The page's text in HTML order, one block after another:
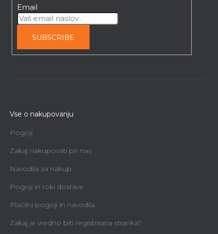
Email
SUBSCRIBE
Vse o nakupovanju
Pogoji
Zakaj nakupovati pri nas
Navodila za nakup
Pogoji in roki dostave
Plačilni pogoji in navodila
Zakaj je vredno biti registrirana stranka?